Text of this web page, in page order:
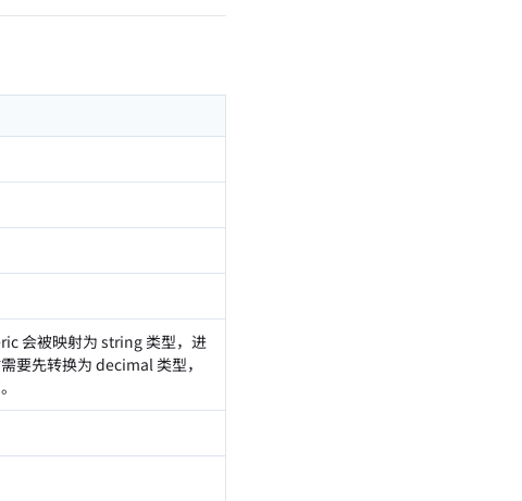
会被映射为 string 类型，进
要先转换为 decimal 类型，